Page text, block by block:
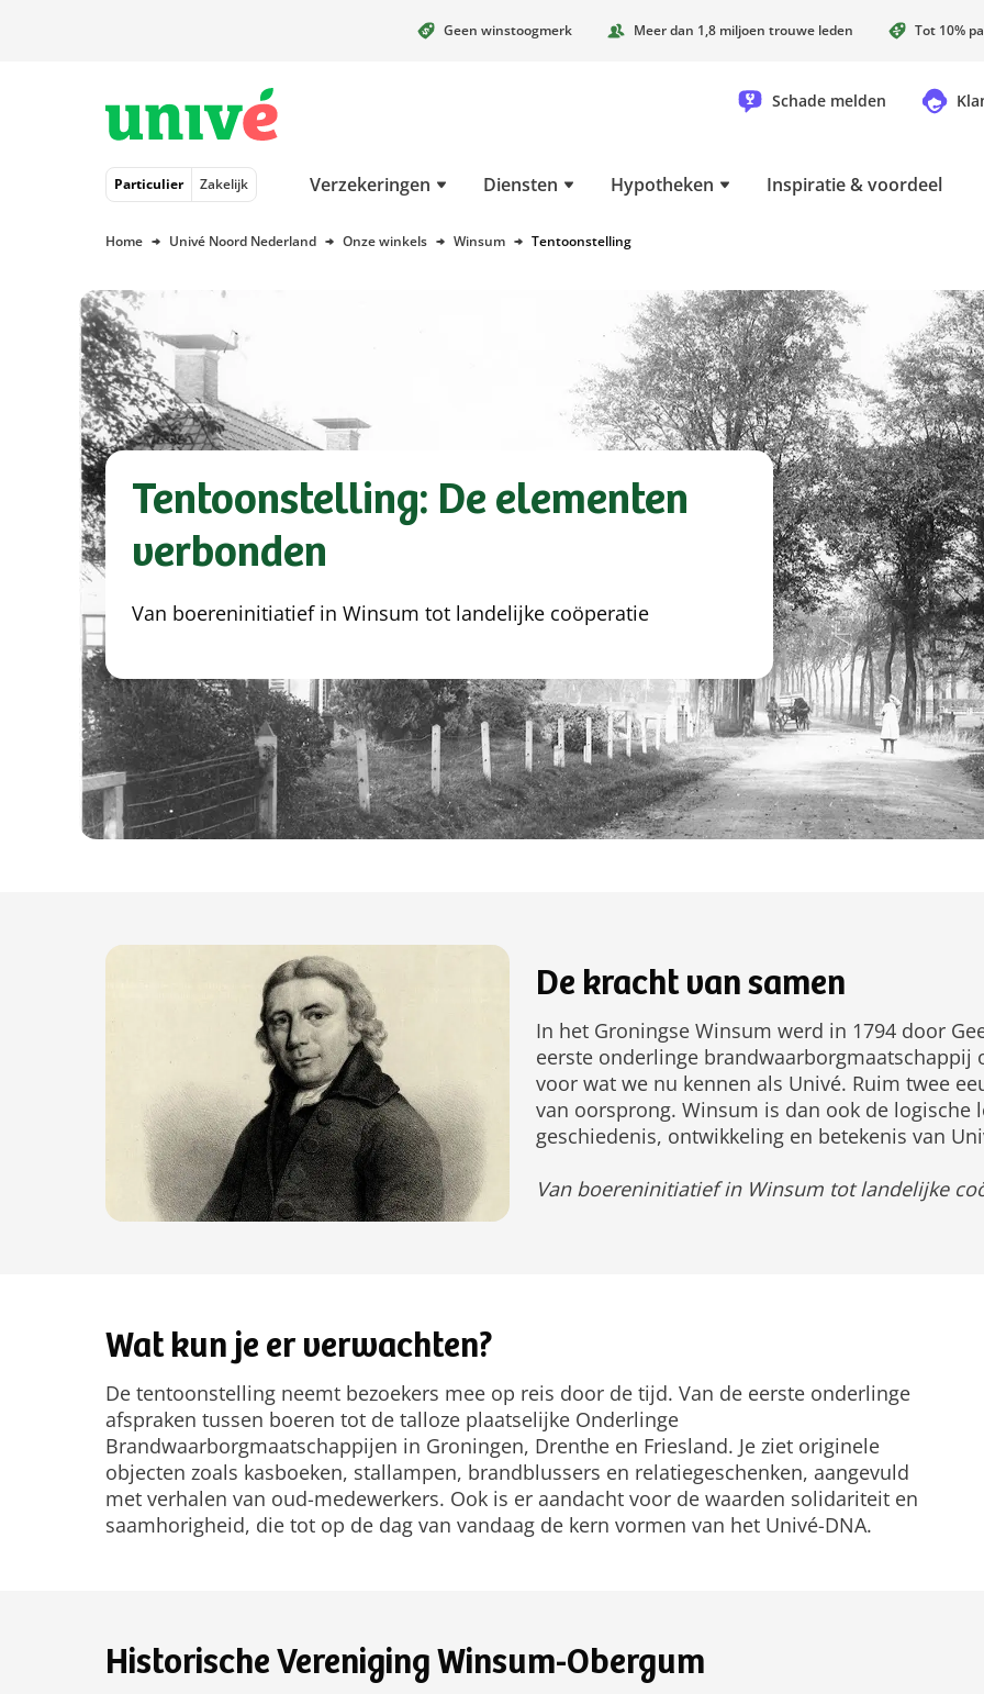
Geen winstoogmerk Meer dan 1,8 miljoen trouwe leden Tot 10%
Schade melden
Particulier Zakelijk Verzekeringen Diensten Hypotheken Inspiratie & voordeel
Home Univé Noord Nederland Onze winkels Winsum Tentoonstelling
Tentoonstelling: De elementen
verbonden
Van boereninitiatief in Winsum tot landelijke coöperatie
De kracht van samen
In het Groningse Winsum werd in 1794 door
eerste onderlinge brandwaarborgmaatschappij
voor wat we nu kennen als Univé. Ruim twee
van oorsprong. Winsum is dan ook de
geschiedenis, ontwikkeling en betekenis van
Van boereninitiatief in Winsum tot landelijke
Wat kun je er verwachten?
De tentoonstelling neemt bezoekers mee op reis door de tijd. Van de eerste onderlinge
afspraken tussen boeren tot de talloze plaatselijke Onderlinge
Brandwaarborgmaatschappijen in Groningen, Drenthe en Friesland. Je ziet originele
objecten zoals kasboeken, stallampen, brandblussers en relatiegeschenken, aangevuld
met verhalen van oud-medewerkers. Ook is er aandacht voor de waarden solidariteit en
saamhorigheid, die tot op de dag van vandaag de kern vormen van het Univé-DNA.
Historische Vereniging Winsum-Obergum